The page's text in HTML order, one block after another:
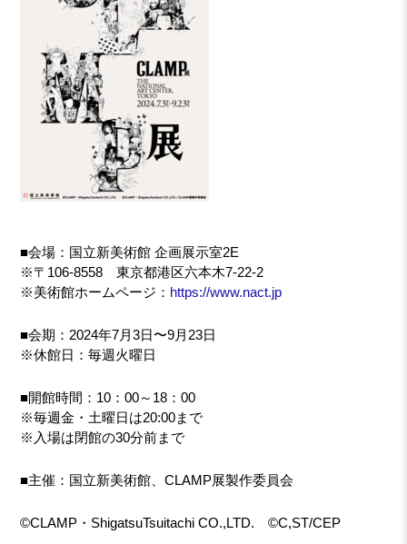
■会場：国立新美術館 企画展示室2E
※〒106-8558 東京都港区六本木7-22-2
※美術館ホームページ： https://www.nact.jp
■会期：2024年7月3日〜9月23日
※休館日：毎週火曜日
■開館時間：10：00～18：00
※毎週金・土曜日は20:00まで
※入場は閉館の30分前まで
■主催：国立新美術館、CLAMP展製作委員会
©CLAMP・ShigatsuTsuitachi CO.,LTD. ©C,ST/CEP